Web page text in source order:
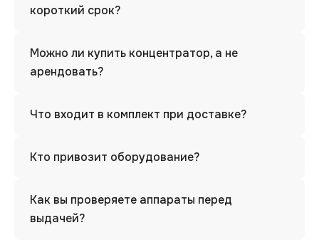
короткий срок?
Можно ли купить концентратор, а не
арендовать?
Что входит в комплект при доставке?
Кто привозит оборудование?
Как вы проверяете аппараты перед
выдачей?